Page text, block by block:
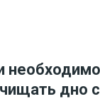
дно